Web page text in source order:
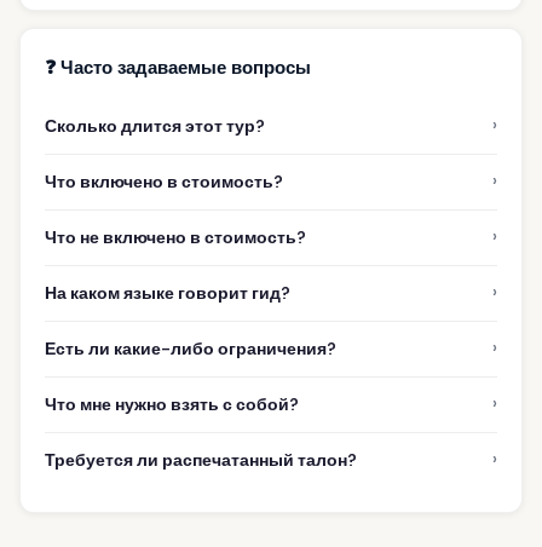
❓ Часто задаваемые вопросы
Сколько длится этот тур? ›
Что включено в стоимость? ›
Что не включено в стоимость? ›
На каком языке говорит гид? ›
Есть ли какие-либо ограничения? ›
Что мне нужно взять с собой? ›
Требуется ли распечатанный талон? ›